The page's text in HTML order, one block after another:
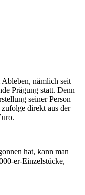
nämlich seit
Prägung statt. Denn
seiner Person
direkt aus der
hat, kann man
er-Einzelstücke,